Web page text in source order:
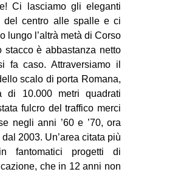
Ci lasciamo gli eleganti
del centro alle spalle e ci
lungo l’altrà metà di Corso
stacco è abbastanza netto
fa caso. Attraversiamo il
scalo di porta Romana,
di 10.000 metri quadrati
fulcro del traffico merci
negli anni ’60 e ’70, ora
2003. Un’area citata più
fantomatici progetti di
che in 12 anni non